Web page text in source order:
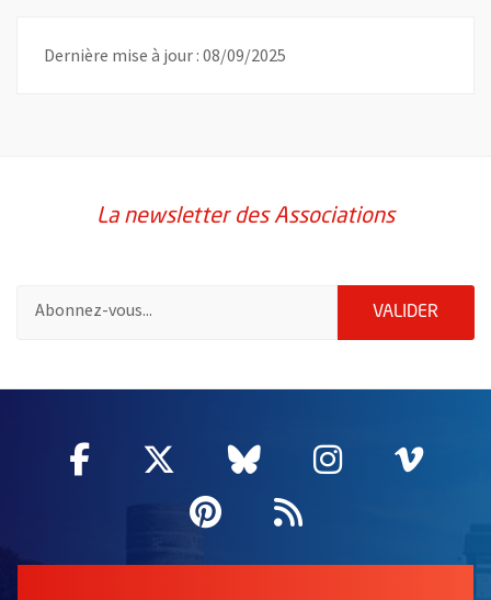
Dernière mise à jour : 08/09/2025
La newsletter des Associations
VALIDER
Facebook
, Ouvre une nouvelle fenêtre
Twitter
, Ouvre une nouvelle
Bluesky
, Ouvre une
Instagram
, Ouvre
,
Pinterest
, Ouvre une
Flux RSS